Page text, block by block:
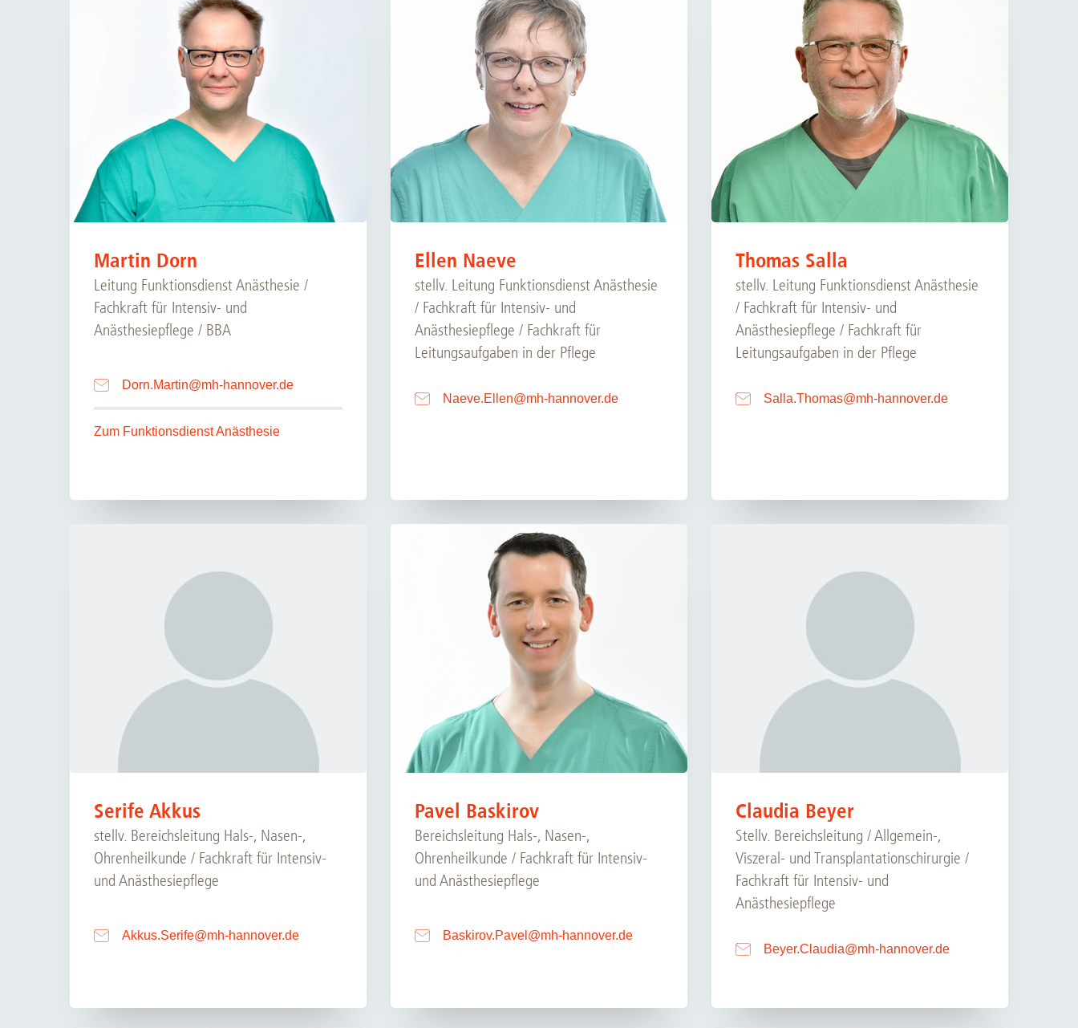
Zentrale Forschungseinrichtung Elektronenmikroskopie
Akademische Karriereentwicklung
Hannover Biomedical Research School (HBRS)
Für Postdoktorand:innen
Für Ärzt:innen
Forschungsdatenpolicy
Forschungsinformationssystem
Dekanin für Forschung und Transfer und
Forschungskommission
Gute wissenschaftliche Praxis
GWP-Kommission
Ombudswesen und Ombudsperson
Forschung - Wissen - Translation - Transfer
Partner:innen & Netzwerke
Für Lebenswissenschaftler:innen
Für Partner:innen & Investor:innen
Für Startups und Gründer:innen
Martin Dorn
Leitung Funktionsdienst Anästhesie /
Fachkraft für Intensiv- und
Anästhesiepflege / BBA
Dorn.Martin@mh-hannover.de
Zum Funktionsdienst Anästhesie
Ellen Naeve
stellv. Leitung Funktionsdienst Anästhesie
/ Fachkraft für Intensiv- und
Anästhesiepflege / Fachkraft für
Leitungsaufgaben in der Pflege
Naeve.Ellen@mh-hannover.de
Thomas Salla
stellv. Leitung Funktionsdienst Anästhesie
/ Fachkraft für Intensiv- und
Anästhesiepflege / Fachkraft für
Leitungsaufgaben in der Pflege
Salla.Thomas@mh-hannover.de
Serife Akkus
stellv. Bereichsleitung Hals-, Nasen-,
Ohrenheilkunde / Fachkraft für Intensiv-
und Anästhesiepflege
Akkus.Serife@mh-hannover.de
Pavel Baskirov
Bereichsleitung Hals-, Nasen-,
Ohrenheilkunde / Fachkraft für Intensiv-
und Anästhesiepflege
Baskirov.Pavel @mh-hannover.de
Claudia Beyer
Stellv. Bereichsleitung / Allgemein-,
Viszeral- und Transplantationschirurgie /
Fachkraft für Intensiv- und
Anästhesiepflege
Beyer.Claudia@mh-hannover.de